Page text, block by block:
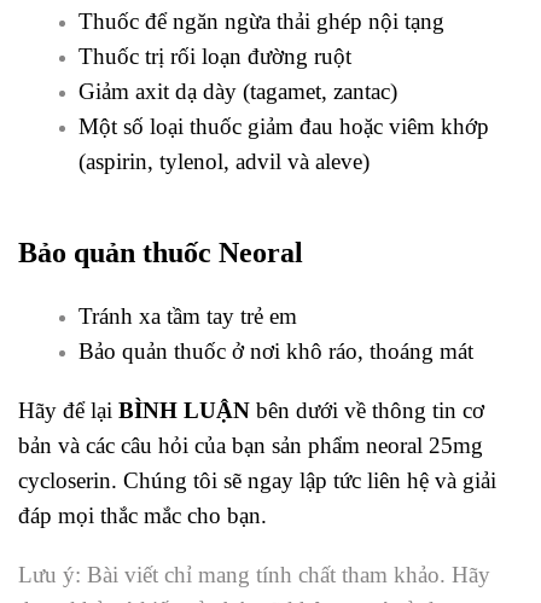
Thuốc để ngăn ngừa thải ghép nội tạng
Thuốc trị rối loạn đường ruột
Giảm axit dạ dày (tagamet, zantac)
Một số loại thuốc giảm đau hoặc viêm khớp
(aspirin, tylenol, advil và aleve)
Bảo quản thuốc Neoral
Tránh xa tầm tay trẻ em
Bảo quản thuốc ở nơi khô ráo, thoáng mát
Hãy để lại BÌNH LUẬN bên dưới về thông tin cơ
bản và các câu hỏi của bạn sản phẩm neoral 25mg
cycloserin. Chúng tôi sẽ ngay lập tức liên hệ và giải
đáp mọi thắc mắc cho bạn.
Lưu ý: Bài viết chỉ mang tính chất tham khảo. Hãy